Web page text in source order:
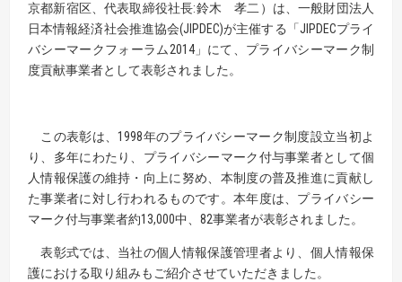
京都新宿区、代表取締役社長:鈴木 孝二）は、一般財団法人
日本情報経済社会推進協会(JIPDEC)が主催する「JIPDECプライ
バシーマークフォーラム2014」にて、プライバシーマーク制
度貢献事業者として表彰されました。
この表彰は、1998年のプライバシーマーク制度設立当初よ
り、多年にわたり、プライバシーマーク付与事業者として個
人情報保護の維持・向上に努め、本制度の普及推進に貢献し
た事業者に対し行われるものです。本年度は、プライバシー
マーク付与事業者約13,000中、82事業者が表彰されました。
表彰式では、当社の個人情報保護管理者より、個人情報保
護における取り組みもご紹介させていただきました。